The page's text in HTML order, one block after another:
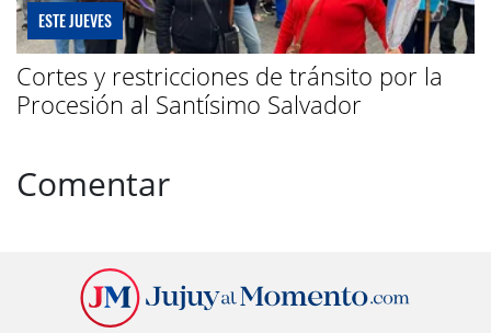
ESTE JUEVES
Cortes y restricciones de tránsito por la
Procesión al Santísimo Salvador
Comentar